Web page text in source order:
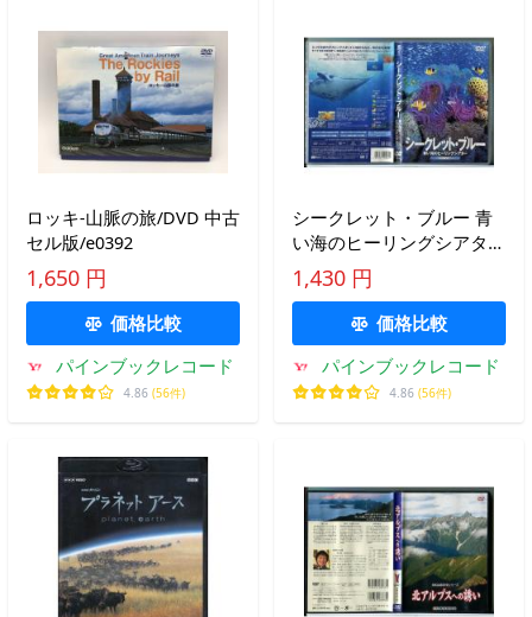
ロッキ-山脈の旅/DVD 中古
セル版/e0392
1,650 円
価格比較
パインブックレコード
4.86 (56件)
シークレット・ブルー 青
い海のヒーリングシアタ
ー/DVD 中古 セル版/e1622
1,430 円
価格比較
パインブックレコード
4.86 (56件)